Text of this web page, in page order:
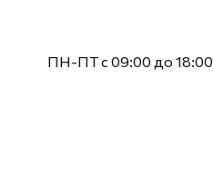
ПН-ПТ с 09:00 до 18:00